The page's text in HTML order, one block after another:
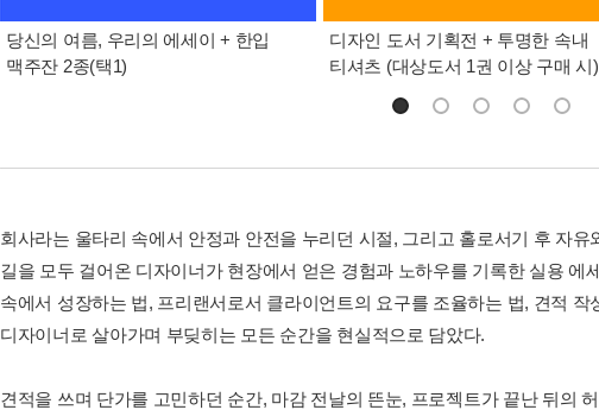
당신의 여름, 우리의 에세이 + 한입
맥주잔 2종(택1)
디자인 도서 기획전 + 투명한 속내
티셔츠 (대상도서 1권 이상 구매 시)
회사라는 울타리 속에서 안정과 안전을 누리던 시절, 그리고 홀로서기 후 자
길을 모두 걸어온 디자이너가 현장에서 얻은 경험과 노하우를 기록한 실용 에
속에서 성장하는 법, 프리랜서로서 클라이언트의 요구를 조율하는 법, 견적
디자이너로 살아가며 부딪히는 모든 순간을 현실적으로 담았다.
견적을 쓰며 단가를 고민하던 순간, 마감 전날의 뜬눈, 프로젝트가 끝난 뒤의